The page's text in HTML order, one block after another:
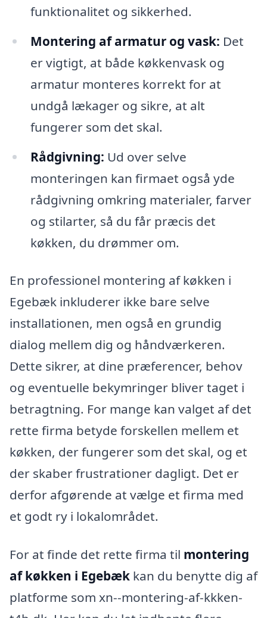
funktionalitet og sikkerhed.
Montering af armatur og vask: Det
er vigtigt, at både køkkenvask og
armatur monteres korrekt for at
undgå lækager og sikre, at alt
fungerer som det skal.
Rådgivning: Ud over selve
monteringen kan firmaet også yde
rådgivning omkring materialer, farver
og stilarter, så du får præcis det
køkken, du drømmer om.
En professionel montering af køkken i
Egebæk inkluderer ikke bare selve
installationen, men også en grundig
dialog mellem dig og håndværkeren.
Dette sikrer, at dine præferencer, behov
og eventuelle bekymringer bliver taget i
betragtning. For mange kan valget af det
rette firma betyde forskellen mellem et
køkken, der fungerer som det skal, og et
der skaber frustrationer dagligt. Det er
derfor afgørende at vælge et firma med
et godt ry i lokalområdet.
For at finde det rette firma til montering
af køkken i Egebæk kan du benytte dig af
platforme som xn--montering-af-kkken-